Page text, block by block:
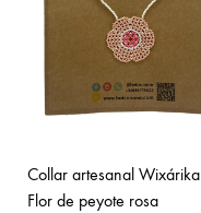
Collar artesanal Wixárika
Flor de peyote rosa